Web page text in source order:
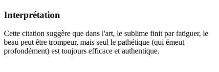
Interprétation
Cette citation suggère que dans l'art, le sublime finit par fatiguer, le
beau peut être trompeur, mais seul le pathétique (qui émeut
profondément) est toujours efficace et authentique.